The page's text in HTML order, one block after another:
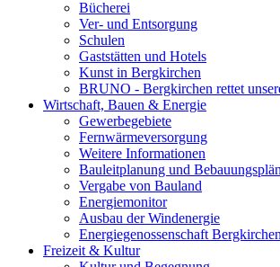
Bücherei
Ver- und Entsorgung
Schulen
Gaststätten und Hotels
Kunst in Bergkirchen
BRUNO - Bergkirchen rettet
Wirtschaft, Bauen & Energie
Gewerbegebiete
Fernwärmeversorgung
Weitere Informationen
Bauleitplanung und
Vergabe von Bauland
Energiemonitor
Ausbau der Windenergie
Energiegenossenschaft Bergkirchen
Freizeit & Kultur